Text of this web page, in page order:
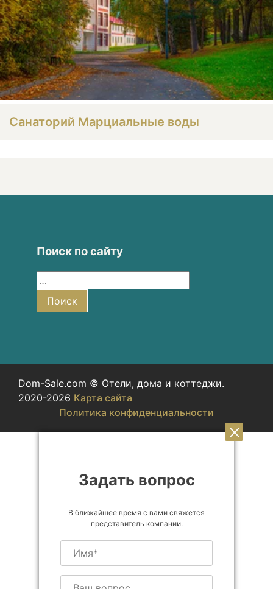
Санаторий Марциальные воды
Поиск по сайту
Поиск
Dom-Sale.com © Отели, дома и коттеджи.
2020-2026 Карта сайта
Политика конфиденциальности
Задать вопрос
В ближайшее время с вами свяжется
представитель компании.